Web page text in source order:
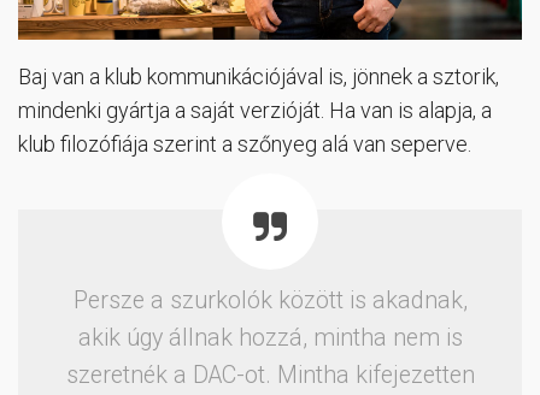
Baj van a klub kommunikációjával is, jönnek a sztorik,
mindenki gyártja a saját verzióját. Ha van is alapja, a
klub filozófiája szerint a szőnyeg alá van seperve.
Persze a szurkolók között is akadnak,
akik úgy állnak hozzá, mintha nem is
szeretnék a DAC-ot. Mintha kifejezetten